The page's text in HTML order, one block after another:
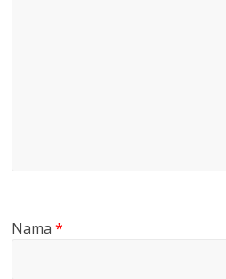
Nama*